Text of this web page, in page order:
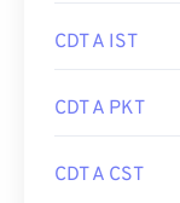
CDT A IST
CDT A PKT
CDT A CST